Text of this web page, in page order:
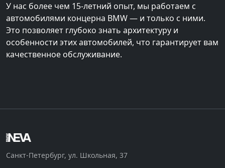
У нас более чем 15-летний опыт, мы работаем с
автомобилями концерна BMW — и только с ними.
Это позволяет глубоко знать архитектуру и
особенности этих автомобилей, что гарантирует вам
качественное обслуживание.
Санкт-Петербург, ул. Школьная, 37